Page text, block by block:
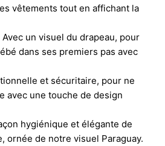
vêtements tout en affichant la
Avec un visuel du drapeau, pour
dans ses premiers pas avec
et sécuritaire, pour ne
avec une touche de design
hygiénique et élégante de
ornée de notre visuel Paraguay.